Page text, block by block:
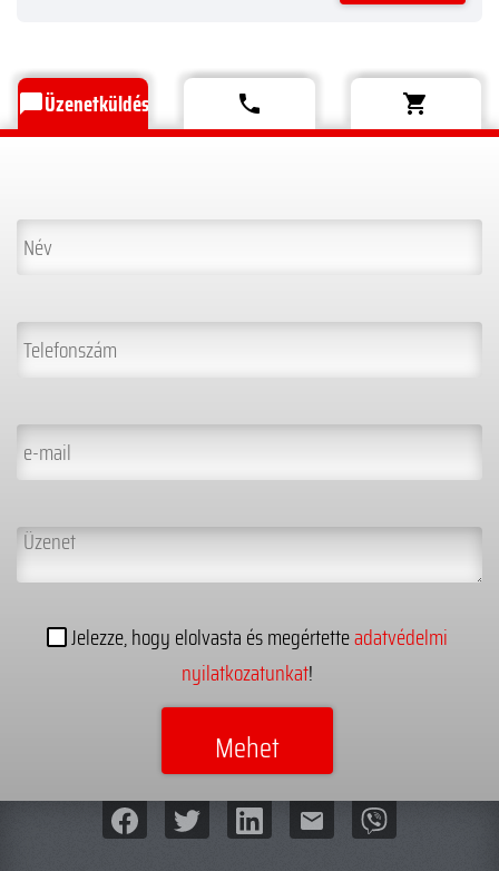
chat_bubbleÜzenetküldés phone shopping_cart
Jelezze, hogy elolvasta és megértetteadatvédelmi
nyilatkozatunkat!
mail